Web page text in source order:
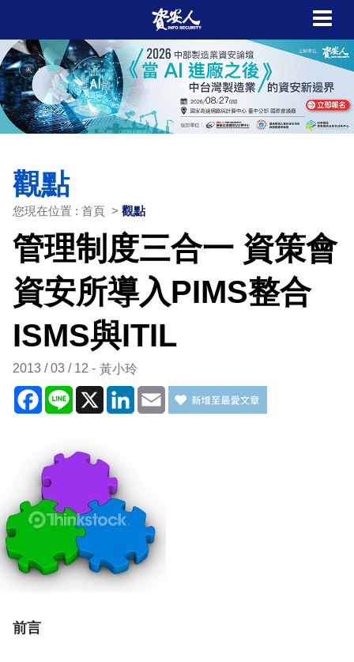
觀點
您現在位置 : 首頁 > 觀點
管理制度三合一 資策會
資安所導入PIMS整合
ISMS與ITIL
2013 / 03 / 12 黃小玲
Facebook
Line X LinkedIn
Email
前言